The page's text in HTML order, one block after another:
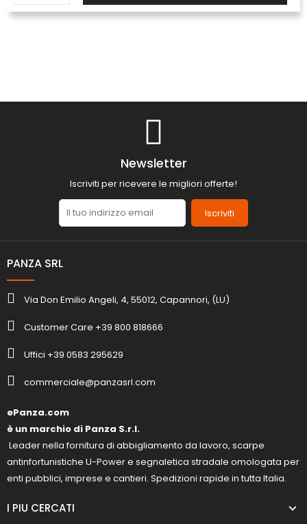
Newsletter
Iscriviti per ricevere le migliori offerte!
Iscriviti
PANZA SRL
Via Don Emilio Angeli, 4, 55012, Capannori, (LU)
Customer Care +39 800 818666
Uffici +39 0583 295629
commerciale@panzasrl.com
ePanza.com
è un marchio di Panza S.r.l.
Leader nella fornitura di abbigliamento da lavoro, scarpe
antinfortunistiche U-Power e segnaletica stradale omologata per
enti pubblici, imprese e cantieri. Spedizioni rapide in tutta Italia.
I PIU CERCATI